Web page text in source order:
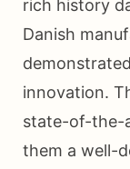
rich history
Danish
innovation.
state-of-the-
them a well-